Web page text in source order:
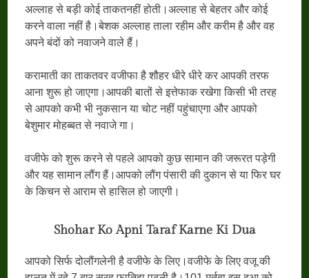
अल्लाह से बड़ी कोई ताकतनहीं होती।अल्लाह से बेहतर और कोई
करने वाला नहीं है।बेशक अल्लाह ताला रहीम और करीम है और वह
अपने बंदों को नवाजने वाले हैं।
करामाती का ताकतवर वजीफा है शौहर धीरे धीरे कर आपकी तरफ
आना शुरू हो जाएगा।आपकी बातों से इत्तेफाक रखेगा किसी भी तरह
से आपको कभी भी नुकसान या चोट नहीं पहुंचाएगा और आपको
बेशुमार मोहब्बत से नवाजे गा।
वजीफे को शुरू करने से पहले आपको कुछ सामान की जरूरत पड़ेगी
और यह सामान लौंग हैं।आपको लौंग पंसारी की दुकान से या फिर घर
के किचन से आराम से हासिल हो जाएगी।
Shohar Ko Apni Taraf Karne Ki Dua
आपको सिर्फ दोलौंगलेनी है वजीफे के लिए।वजीफे के लिए वजू की